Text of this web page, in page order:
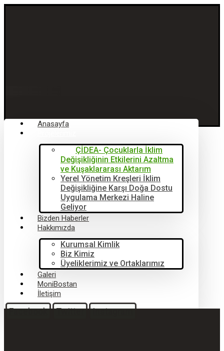
Anasayfa
ÇİDEA- Çocuklarla İklim
Değişikliğinin Etkilerini Azaltma
ve Kuşaklararası Aktarım
Yerel Yönetim Kreşleri İklim
Değişikliğine Karşı Doğa Dostu
Uygulama Merkezi Haline
Geliyor
Bizden Haberler
Hakkımızda
Kurumsal Kimlik
Biz Kimiz
Üyeliklerimiz ve Ortaklarımız
Galeri
MoniBostan
İletişim
Facebook Twitter Instagram